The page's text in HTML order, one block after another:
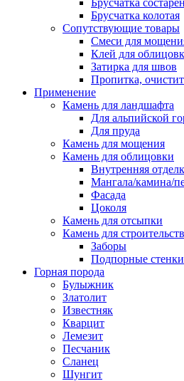
Брусчатка
Брусчатка колотая
Сопутствующие товары
Смеси для
Клей для
Затирка для швов
Пропитка,
Применение
Камень для ландшафта
Для альпийской
Для пруда
Камень для мощения
Камень для облицовки
Внутренняя
Мангала/камина/
Фасада
Цоколя
Камень для отсыпки
Камень для
Заборы
Подпорные стенки
Горная порода
Булыжник
Златолит
Известняк
Кварцит
Лемезит
Песчаник
Сланец
Шунгит